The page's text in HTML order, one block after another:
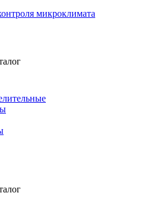
микроклимата